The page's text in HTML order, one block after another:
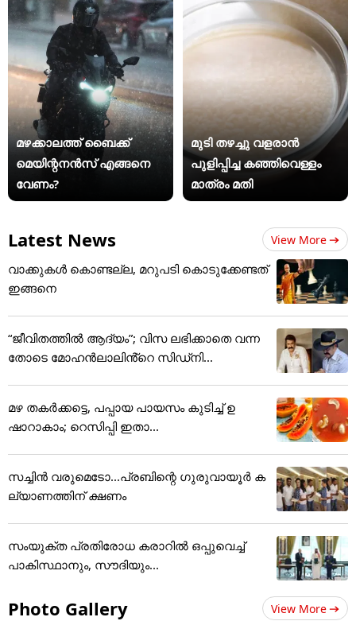
മഴക്കാലത്ത് ബൈക്ക്
മെയിന്റനൻസ് എങ്ങനെ
വേണം?
മുടി തഴച്ചു വളരാൻ
പുളിപ്പിച്ച കഞ്ഞിവെള്ളം
മാത്രം മതി
Latest News View More
വാക്കുകൾ കൊണ്ടല്ല, മറുപടി കൊടുക്കേണ്ടത്
ഇങ്ങനെ
“ജീവിതത്തിൽ ആദ്യം”; വിസ ലഭിക്കാതെ വന്ന
തോടെ മോഹൻലാലിൻ്റെ സിഡ്നി...
മഴ തകർക്കട്ടെ, പപ്പായ പായസം കുടിച്ച് ഉ
ഷാറാകാം; റെസിപ്പി ഇതാ...
സച്ചിന്‍ വരുമെടോ...പ്രബിന്റെ ഗുരുവായൂര്‍ ക
ല്യാണത്തിന് ക്ഷണം
സംയുക്ത പ്രതിരോധ കരാറിൽ ഒപ്പുവെച്ച്
പാകിസ്ഥാനും, സൗദിയും...
Photo Gallery View More